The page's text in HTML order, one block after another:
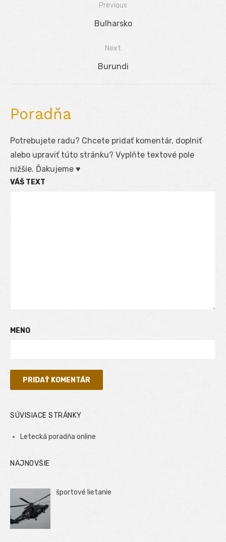
Previous
Previous
Bulharsko
Next
Next
Burundi
Poradňa
Potrebujete radu? Chcete pridať komentár, doplniť
alebo upraviť túto stránku? Vyplňte textové pole
nižšie. Ďakujeme ♥
VÁŠ TEXT
MENO
SÚVISIACE STRÁNKY
Letecká poradňa online
NAJNOVŠIE
športové lietanie